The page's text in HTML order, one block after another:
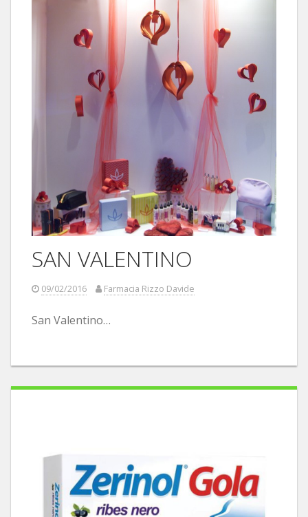
SAN VALENTINO
09/02/2016 Farmacia Rizzo Davide
San Valentino…